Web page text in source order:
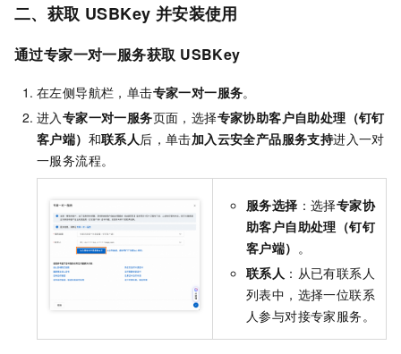
二、获取 USBKey 并安装使用
通过专家一对一服务获取 USBKey
在左侧导航栏，单击专家一对一服务。
进入 专家一对一服务页面，选择专家协助客户自助处理（钉钉
客户端） 和联系人 后，单击加入云安全产品服务支持进入一对
一服务流程。
服务选择 ：选择专家协
助客户自助处理（钉钉
客户端） 。
联系人 ：从已有联系人
列表中，选择一位联系
人参与对接专家服务。